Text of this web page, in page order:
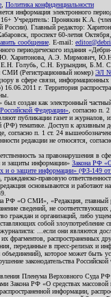
Политика конфиденциальности
информация электронного
Учредитель: Пронякин К.А.
России). Главный редактор:
проспект 60-летия
сообщение . E-mail:
периодического издания
Харитонова, А.Э. Мирмович,
Голубь, С.Н. Бурындин, Б.М.
СМИ (Регистрационный номер) ЭЛ №
в сфере связи, информационных
16.06.2011 г. Территория
создан как электронный
Федерации» , согласно п.
публикации газет и журналов,
(РФ) тематике. Доступ к архивным
согласно п. 1 ст. 24
редакции не относятся,
за правонарушения в
и защиты информации» Закона РФ
и о защите информации» (ФЗ-149
правовую
основываются и работают
РФ «О СМИ», «Редакция, главный
сведений, не соответствующих
граждан и организаций, либо
собой злоупотребление
...если они являются
фрагментов, распространенных
переданные в пресс-релизах и
которое может быть
законодательства
Пленума Верховного Суда
Закона РФ «О средствах
информации,